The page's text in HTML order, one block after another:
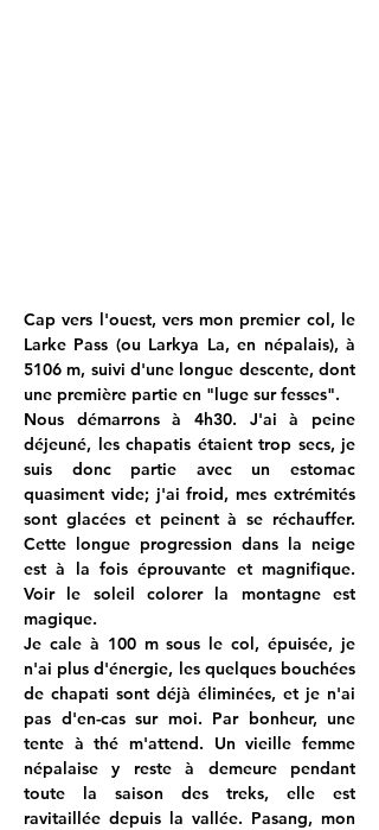
Cap vers l'ouest, vers mon premier col, le
Larke Pass (ou Larkya La, en népalais), à
5106 m, suivi d'une longue descente, dont
une première partie en "luge sur fesses".
Nous démarrons à 4h30. J'ai à peine
déjeuné, les chapatis étaient trop secs, je
suis donc partie avec un estomac
quasiment vide; j'ai froid, mes extrémités
sont glacées et peinent à se réchauffer.
Cette longue progression dans la neige
est à la fois éprouvante et magnifique.
Voir le soleil colorer la montagne est
magique.
Je cale à 100 m sous le col, épuisée, je
n'ai plus d'énergie, les quelques bouchées
de chapati sont déjà éliminées, et je n'ai
pas d'en-cas sur moi. Par bonheur, une
tente à thé m'attend. Un vieille femme
népalaise y reste à demeure pendant
toute la saison des treks, elle est
ravitaillée depuis la vallée. Pasang, mon